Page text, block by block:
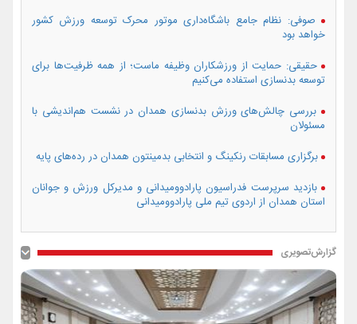
صوفی: نظام جامع باشگاه‌داری موتور محرک توسعه ورزش کشور
خواهد بود
حقیقی: حمایت از ورزشکاران وظیفه ماست؛ از همه ظرفیت‌ها برای
توسعه بدنسازی استفاده می‌کنیم
بررسی چالش‌های ورزش بدنسازی همدان در نشست هم‌اندیشی با
مسئولان
برگزاری مسابقات رنکینگ و انتخابی بدمینتون همدان در رده‌های پایه
بازدید سرپرست فدراسیون پارادوومیدانی و مدیرکل ورزش و جوانان
استان همدان از اردوی تیم ملی پارادوومیدانی
گزارش‌تصویری